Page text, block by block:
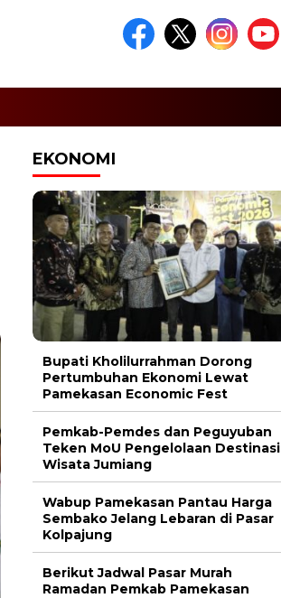
EKONOMI
Bupati Kholilurrahman Dorong
Pertumbuhan Ekonomi Lewat
Pamekasan Economic Fest
Pemkab-Pemdes dan Peguyuban
Teken MoU Pengelolaan Destinasi
Wisata Jumiang
Wabup Pamekasan Pantau Harga
Sembako Jelang Lebaran di Pasar
Kolpajung
Berikut Jadwal Pasar Murah
Ramadan Pemkab Pamekasan